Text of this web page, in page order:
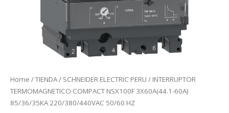
Home /TIENDA/ SCHNEIDER ELECTRIC PERU / INTERRUPTOR
TERMOMAGNETICO COMPACT NSX100F 3X60A(44.1-60A)
85/36/35KA 220/380/440VAC 50/60 HZ